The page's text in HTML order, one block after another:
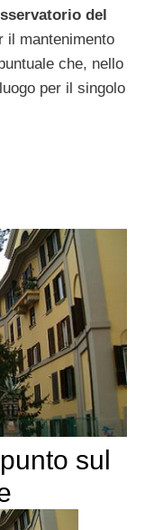
del
il mantenimento
che, nello
per il singolo
sul